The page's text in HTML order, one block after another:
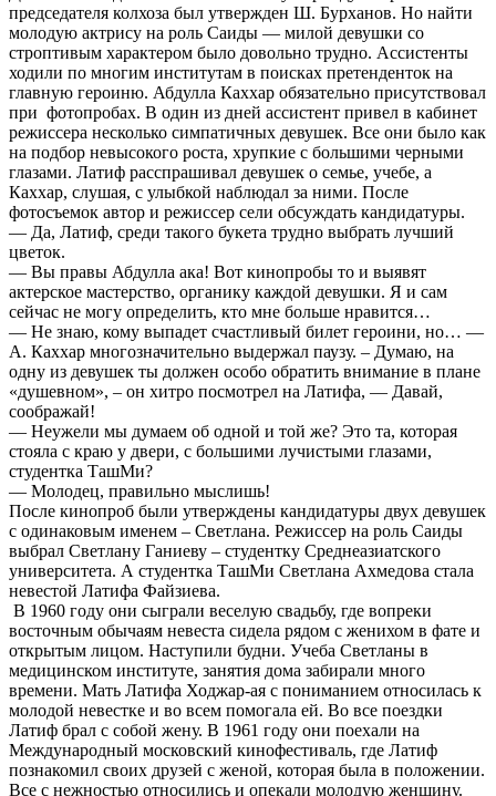
председателя колхоза был утвержден Ш. Бурханов. Но найти
молодую актрису на роль Саиды — милой девушки со
строптивым характером было довольно трудно. Ассистенты
ходили по многим институтам в поисках претенденток на
главную героиню. Абдулла Каххар обязательно присутствовал
при фотопробах. В один из дней ассистент привел в кабинет
режиссера несколько симпатичных девушек. Все они было как
на подбор невысокого роста, хрупкие с большими черными
глазами. Латиф расспрашивал девушек о семье, учебе, а
Каххар, слушая, с улыбкой наблюдал за ними. После
фотосъемок автор и режиссер сели обсуждать кандидатуры.
— Да, Латиф, среди такого букета трудно выбрать лучший
цветок.
— Вы правы Абдулла ака! Вот кинопробы то и выявят
актерское мастерство, органику каждой девушки. Я и сам
сейчас не могу определить, кто мне больше нравится…
— Не знаю, кому выпадет счастливый билет героини, но… —
А. Каххар многозначительно выдержал паузу. – Думаю, на
одну из девушек ты должен особо обратить внимание в плане
«душевном», – он хитро посмотрел на Латифа, — Давай,
соображай!
— Неужели мы думаем об одной и той же? Это та, которая
стояла с краю у двери, с большими лучистыми глазами,
студентка ТашМи?
— Молодец, правильно мыслишь!
После кинопроб были утверждены кандидатуры двух девушек
с одинаковым именем – Светлана. Режиссер на роль Саиды
выбрал Светлану Ганиеву – студентку Среднеазиатского
университета. А студентка ТашМи Светлана Ахмедова стала
невестой Латифа Файзиева.
В 1960 году они сыграли веселую свадьбу, где вопреки
восточным обычаям невеста сидела рядом с женихом в фате и
открытым лицом. Наступили будни. Учеба Светланы в
медицинском институте, занятия дома забирали много
времени. Мать Латифа Ходжар-ая с пониманием относилась к
молодой невестке и во всем помогала ей. Во все поездки
Латиф брал с собой жену. В 1961 году они поехали на
Международный московский кинофестиваль, где Латиф
познакомил своих друзей с женой, которая была в положении.
Все с нежностью относились и опекали молодую женщину.